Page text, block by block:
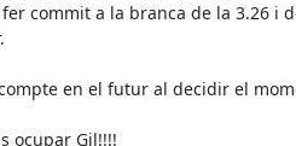
commit a la branca de la 3.26 i
en el futur al decidir el
ocupar Gil!!!!